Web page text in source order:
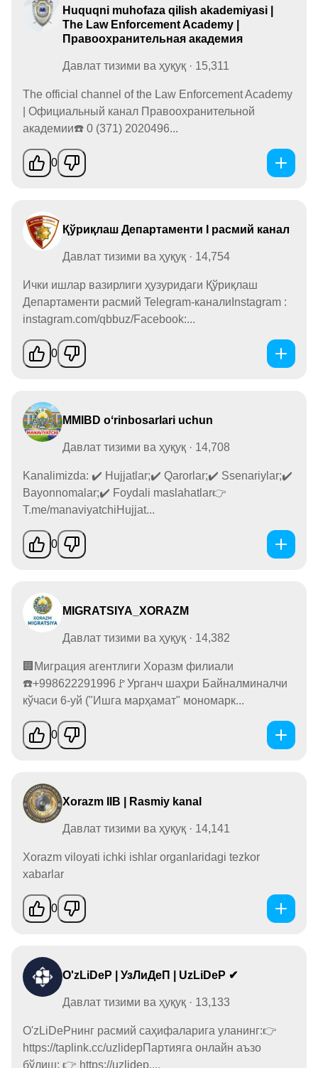
Huquqni muhofaza qilish akademiyasi |
The Law Enforcement Academy |
Правоохранительная академия
Давлат тизими ва ҳуқуқ · 15,311
The official channel of the Law Enforcement Academy
| Официальный канал Правоохранительной
академии☎️ 0 (371) 2020496...
0
Қўриқлаш Департаменти I расмий канал
Давлат тизими ва ҳуқуқ · 14,754
Ички ишлар вазирлиги ҳузуридаги Қўриқлаш
Департаменти расмий Telegram-каналиInstagram :
instagram.com/qbbuz/Facebook:...
0
MMIBD oʻrinbosarlari uchun
Давлат тизими ва ҳуқуқ · 14,708
Kanalimizda: ✔️ Hujjatlar;✔️ Qarorlar;✔️ Ssenariylar;✔️
Bayonnomalar;✔️ Foydali maslahatlar👉
T.me/manaviyatchiHujjat...
0
MIGRATSIYA_XORAZM
Давлат тизими ва ҳуқуқ · 14,382
🏢Миграция агентлиги Хоразм филиали
☎️+998622291996🚩Урганч шаҳри Байналминалчи
кўчаси 6-уй ("Ишга марҳамат" мономарк...
0
Xorazm IIB | Rasmiy kanal
Давлат тизими ва ҳуқуқ · 14,141
Xorazm viloyati ichki ishlar organlaridagi tezkor
xabarlar
0
O'zLiDeP | УзЛиДеП | UzLiDeP ✔
Давлат тизими ва ҳуқуқ · 13,133
O'zLiDePнинг расмий саҳифаларига уланинг:👉
https://taplink.cc/uzlidepПартияга онлайн аъзо
бўлиш: 👉 https://uzlidep....